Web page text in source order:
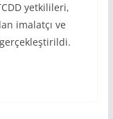
yetkilileri,
imalatçı ve